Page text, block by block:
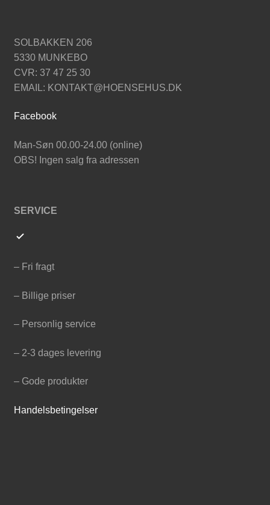
SOLBAKKEN 206
5330 MUNKEBO
CVR: 37 47 25 30
EMAIL: KONTAKT@HOENSEHUS.DK
Facebook
Man-Søn 00.00-24.00 (online)
OBS! Ingen salg fra adressen
SERVICE
– Fri fragt
– Billige priser
– Personlig service
– 2-3 dages levering
– Gode produkter
Handelsbetingelser